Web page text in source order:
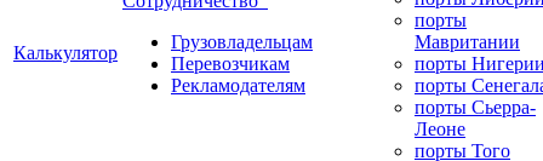
Калькулятор
Грузовладельцам
Перевозчикам
Рекламодателям
порты
Мавритании
порты
порты
порты Сьерра-
Леоне
порты Того